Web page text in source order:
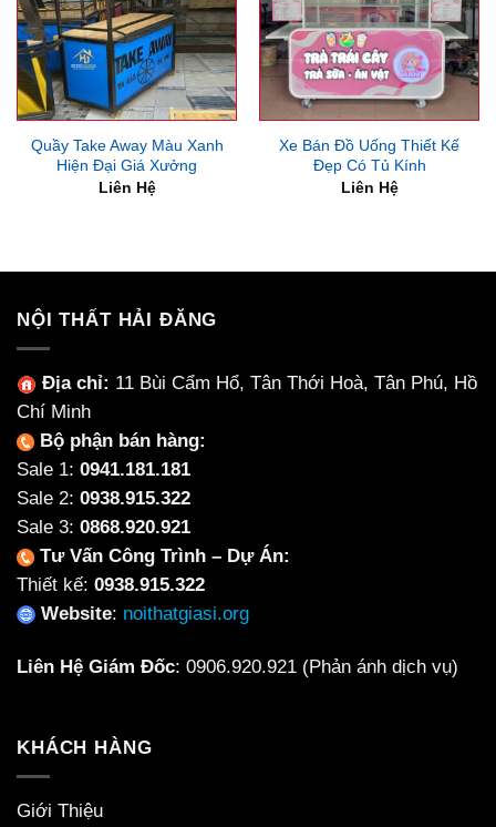
Quầy Take Away Màu Xanh
Hiện Đại Giá Xưởng
Liên Hệ
Xe Bán Đồ Uống Thiết Kế
Đẹp Có Tủ Kính
Liên Hệ
NỘI THẤT HẢI ĐĂNG
Địa chỉ: 11 Bùi Cẩm Hổ, Tân Thới Hoà, Tân Phú, Hồ
Chí Minh
Bộ phận bán hàng:
Sale 1: 0941.181.181
Sale 2: 0938.915.322
Sale 3: 0868.920.921
Tư Vấn Công Trình – Dự Án:
Thiết kế: 0938.915.322
Website: noithatgiasi.org
Liên Hệ Giám Đốc: 0906.920.921 (Phản ánh dịch vụ)
KHÁCH HÀNG
Giới Thiệu